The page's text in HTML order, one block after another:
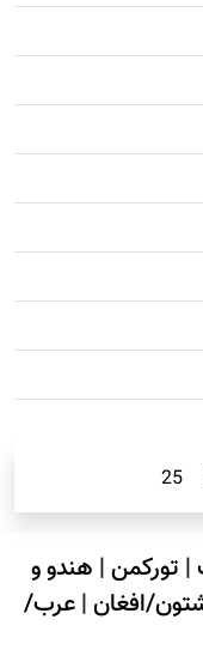
25
| تورکمن| هندو و
افغان|عرب/